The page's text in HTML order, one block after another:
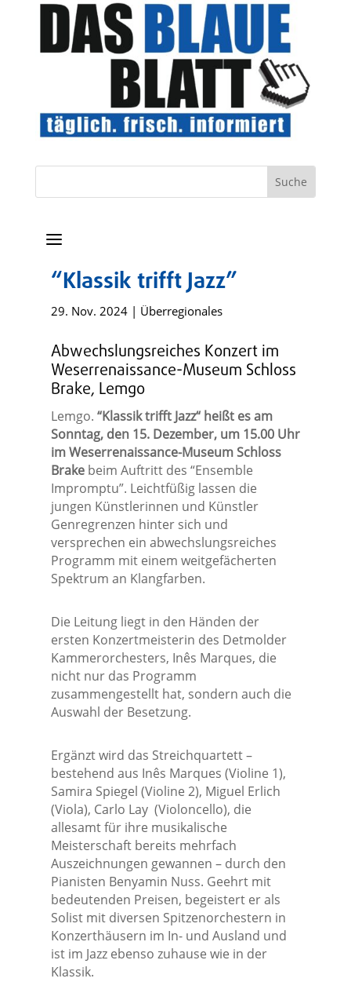
a
“Klassik trifft Jazz”
29. Nov. 2024| Überregionales
Abwechslungsreiches Konzert im
Weserrenaissance-Museum Schloss
Brake, Lemgo
Lemgo. “Klassik trifft Jazz“ heißt es am
Sonntag, den 15. Dezember, um 15.00 Uhr
im Weserrenaissance-Museum Schloss
Brakebeim Auftritt des “Ensemble
Impromptu”. Leichtfüßig lassen die
jungen Künstlerinnen und Künstler
Genregrenzen hinter sich und
versprechen ein abwechslungsreiches
Programm mit einem weitgefächerten
Spektrum an Klangfarben.
Die Leitung liegt in den Händen der
ersten Konzertmeisterin des Detmolder
Kammerorchesters, Inês Marques, die
nicht nur das Programm
zusammengestellt hat, sondern auch die
Auswahl der Besetzung.
Ergänzt wird das Streichquartett –
bestehend aus Inês Marques (Violine 1),
Samira Spiegel (Violine 2), Miguel Erlich
(Viola), Carlo Lay (Violoncello), die
allesamt für ihre musikalische
Meisterschaft bereits mehrfach
Auszeichnungen gewannen – durch den
Pianisten Benyamin Nuss. Geehrt mit
bedeutenden Preisen, begeistert er als
Solist mit diversen Spitzenorchestern in
Konzerthäusern im In- und Ausland und
ist im Jazz ebenso zuhause wie in der
Klassik.